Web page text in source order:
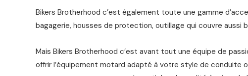
Bikers Brotherhood c’est également toute une gamme
bagagerie, housses de protection, outillage qui couvre aussi
Mais Bikers Brotherhood c’est avant tout une équipe de
offrir l’équipement motard adapté à votre style de